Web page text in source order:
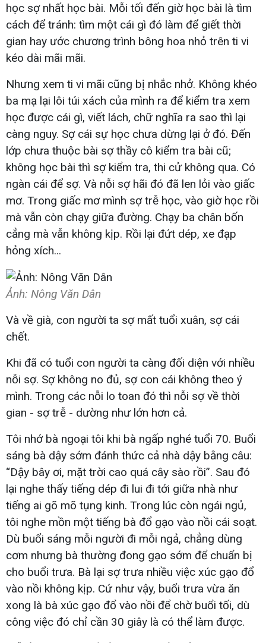
học sợ nhất học bài. Mỗi tối đến giờ học bài là tìm
cách để tránh: tìm một cái gì đó làm để giết thời
gian hay ước chương trình bông hoa nhỏ trên ti vi
kéo dài mãi mãi.
Nhưng xem ti vi mãi cũng bị nhắc nhở. Không khéo
ba mạ lại lôi túi xách của mình ra để kiểm tra xem
học được cái gì, viết lách, chữ nghĩa ra sao thì lại
càng nguy. Sợ cái sự học chưa dừng lại ở đó. Đến
lớp chưa thuộc bài sợ thầy cô kiểm tra bài cũ;
không học bài thì sợ kiểm tra, thi cử không qua. Có
ngàn cái để sợ. Và nỗi sợ hãi đó đã len lỏi vào giấc
mơ. Trong giấc mơ mình sợ trễ học, vào giờ học rồi
mà vẫn còn chạy giữa đường. Chạy ba chân bốn
cẳng mà vẫn không kịp. Rồi lại đứt dép, xe đạp
hỏng xích...
Ảnh: Nông Văn Dân
Và về già, con người ta sợ mất tuổi xuân, sợ cái
chết.
Khi đã có tuổi con người ta càng đối diện với nhiều
nỗi sợ. Sợ không no đủ, sợ con cái không theo ý
mình. Trong các nỗi lo toan đó thì nỗi sợ về thời
gian - sợ trễ - dường như lớn hơn cả.
Tôi nhớ bà ngoại tôi khi bà ngấp nghé tuổi 70. Buổi
sáng bà dậy sớm đánh thức cả nhà dậy bằng câu:
“Dậy bây ơi, mặt trời cao quá cây sào rồi”. Sau đó
lại nghe thấy tiếng dép đi lui đi tới giữa nhà như
tiếng ai gõ mõ tụng kinh. Trong lúc còn ngái ngủ,
tôi nghe mồn một tiếng bà đổ gạo vào nồi cái soạt.
Dù buổi sáng mỗi người đi mỗi ngả, chẳng dùng
cơm nhưng bà thường đong gạo sớm để chuẩn bị
cho buổi trưa. Bà lại sợ trưa nhiều việc xúc gạo đổ
vào nồi không kịp. Cứ như vậy, buổi trưa vừa ăn
xong là bà xúc gạo đổ vào nồi để chờ buổi tối, dù
công việc đó chỉ cần 30 giây là có thể làm được.